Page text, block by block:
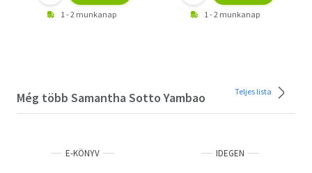
1 - 2 munkanap 1 - 2 munkanap
Még több Samantha Sotto Yambao Teljes lista
E-KÖNYV IDEGEN